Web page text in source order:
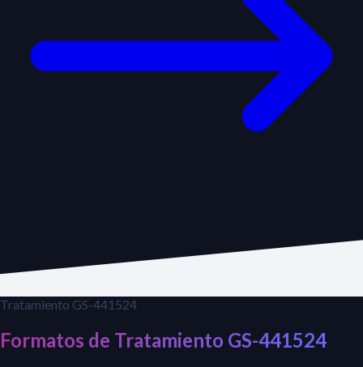
Tratamiento GS-441524
Formatos de Tratamiento GS-441524